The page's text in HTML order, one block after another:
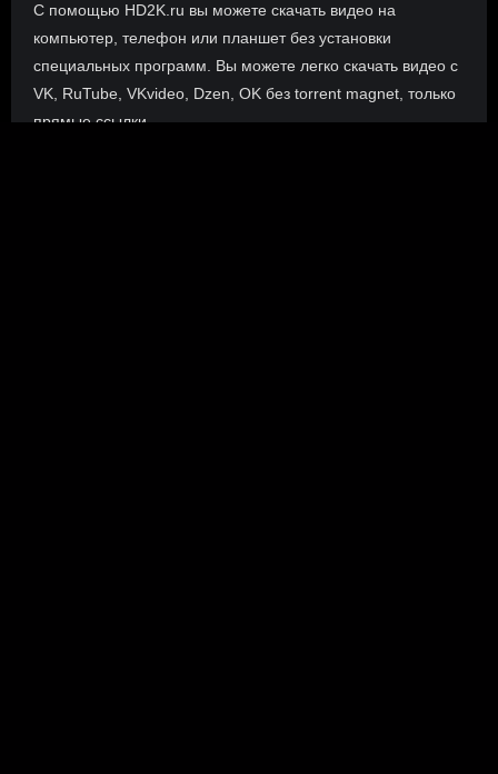
С помощью HD2K.ru вы можете скачать видео на
компьютер, телефон или планшет без установки
специальных программ. Вы можете легко скачать видео с
VK, RuTube, VKvideo, Dzen, OK без torrent magnet, только
прямые ссылки.